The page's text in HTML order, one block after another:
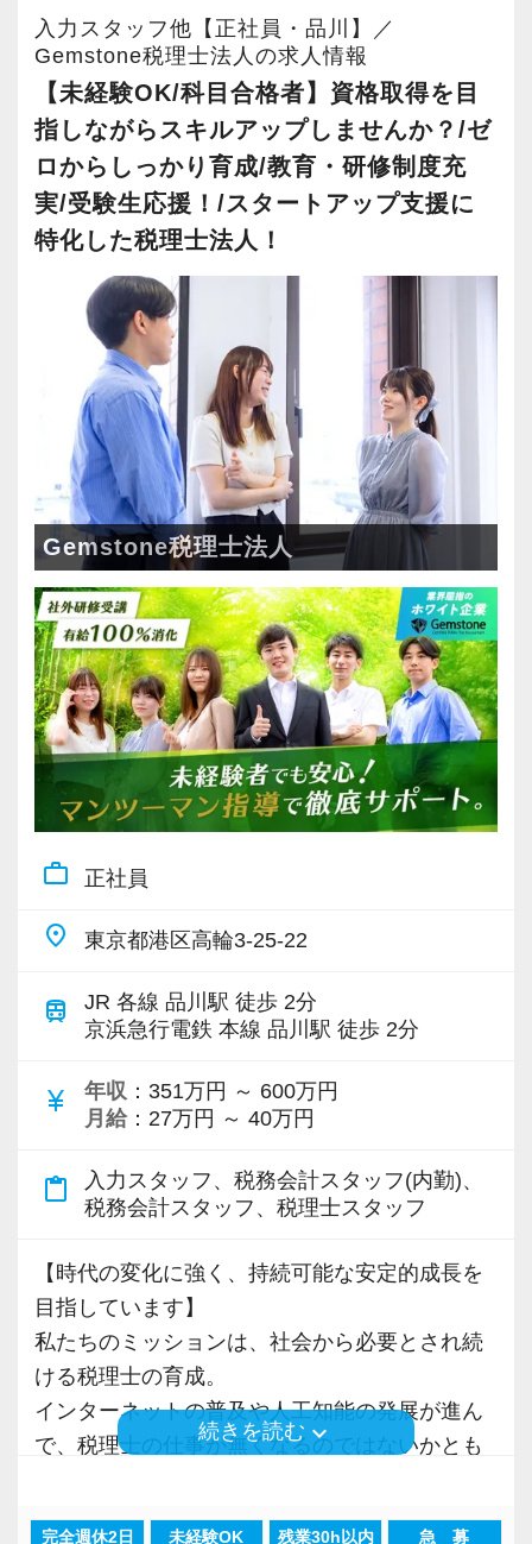
組合カフェテリアプランなど豊富な福利厚生制
度があります。
スタートアップ企業が成長していく過程で、必
要なサポートができるのが大きな強み。
「スタートアップ支援No1はGemstone税理士法
人」と言ってくださるお客様も多いです。
あなたが安心して、⻑く一緒に貢献の場を広げ
ていけるような会社を目指します。
新人教育は家庭教師方式のOJTで、先輩が一人
ついて指導します。
当社ではチーム制を取っており、コミュニケー
ション重視。
スタッフ同士で情報共有・進捗管理しながら案
件にあたるスタイルです。
安心してこの業界に飛び込んできてください！
【新卒・第二新卒、未経験者の育成には自信が
あります！】
7年間継続して新卒採用を行っています。
新卒・第二新卒、未経験の育成にノウハウを持
っていますので安心して飛び込んできてくださ
い。
20代の若いスタッフが多いので、同年代の気の
合う先輩や仲間に巡り合えます。
未経験者には、まずは小さな会社から担当して
社、上場会社の子会社、上場会社、上場準備会
きます。
【徹底したペーパーレス・クラウド活用で業務
効率化を図っています！】
クラウド会計ソフトの導入も積極的に実施して
おり、新規のお客様は基本的にクラウド、既存
のお客様も約7割がクラウドを利用しています。
クラウド会計ソフトfreeeの5つ星認定アドバイ
ザーでもあり、スタッフにはアドバイザー資格
「会計freee エキスパート」「会計freee 上級エ
キスパート」の取得を推奨（受験費用は事務所
負担）。
入力スタッフ他【正社員・品川】／
Gemstone税理士法人の求人情報
【未経験OK/科目合格者】資格取得を目
指しながらスキルアップしませんか？/ゼ
ロからしっかり育成/教育・研修制度充
実/受験生応援！/スタートアップ支援に
特化した税理士法人！
Gemstone税理士法人
work_outline 正社員
place 東京都港区高輪3-25-22
train
JR 各線 品川駅 徒歩 2分
京浜急行電鉄 本線 品川駅 徒歩 2分
currency_yen 年収 ：351万円 ～ 600万円
月給 ：27万円 ～ 40万円
content_paste
入力スタッフ、税務会計スタッフ(内勤)、
税務会計スタッフ、税理士スタッフ
【時代の変化に強く、持続可能な安定的成⻑を
目指しています】
私たちのミッションは、社会から必要とされ続
ける税理士の育成。
インターネットの普及や人工知能の発展が進ん
で、税理士の仕事が無くなるのではないかとも
続きを読む keyboard_arrow_down
完全週休2日 未経験OK 残業30h以内 急 募